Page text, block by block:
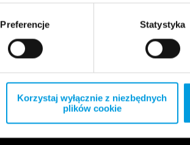
Preferencje Statystyka
Korzystaj wyłącznie z niezbędnych
plików cookie